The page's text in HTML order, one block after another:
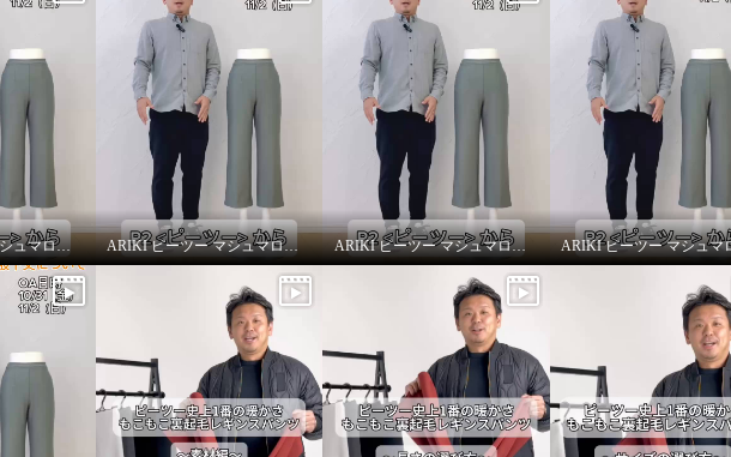
ARIKI ピーツー マシュマロ起毛ソフトワイドパンツ〜改善ポイント①〜 ARIKI ピーツー マシュマロ起毛ソフトワイドパンツ〜シルエット〜 ARIKI ピーツー マシュマロ起毛ソフトワイドパンツ〜機能性について〜